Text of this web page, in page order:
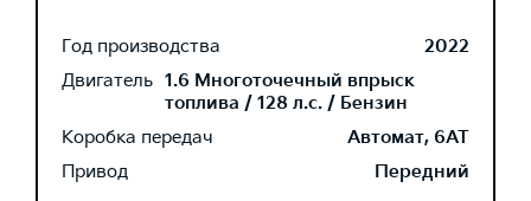
Год производства
2022
Двигатель 1.6 Многоточечный впрыск
топлива / 128 л.с. / Бензин
Коробка передач
Автомат, 6AT
Привод
Передний